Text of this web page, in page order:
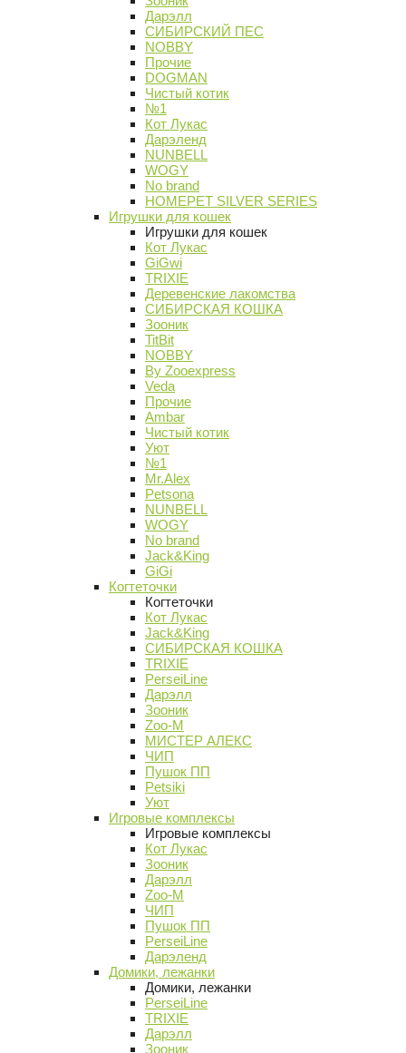
Дарэлл
СИБИРСКИЙ ПЕС
NOBBY
Прочие
DOGMAN
Чистый котик
№1
Кот Лукас
Дарэленд
NUNBELL
WOGY
No brand
HOMEPET SILVER SERIES
Игрушки для кошек
Игрушки для кошек
Кот Лукас
GiGwi
TRIXIE
Деревенские лакомства
СИБИРСКАЯ КОШКА
Зооник
TitBit
NOBBY
By Zooexpress
Veda
Прочие
Ambar
Чистый котик
Уют
№1
Mr.Alex
Petsona
NUNBELL
WOGY
No brand
Jack&King
GiGi
Когтеточки
Когтеточки
Кот Лукас
Jack&King
СИБИРСКАЯ КОШКА
TRIXIE
PerseiLine
Дарэлл
Зооник
Zoo-M
МИСТЕР АЛЕКС
ЧИП
Пушок ПП
Petsiki
Уют
Игровые комплексы
Игровые комплексы
Кот Лукас
Зооник
Дарэлл
Zoo-M
ЧИП
Пушок ПП
PerseiLine
Дарэленд
Домики, лежанки
Домики, лежанки
PerseiLine
TRIXIE
Дарэлл
Зооник